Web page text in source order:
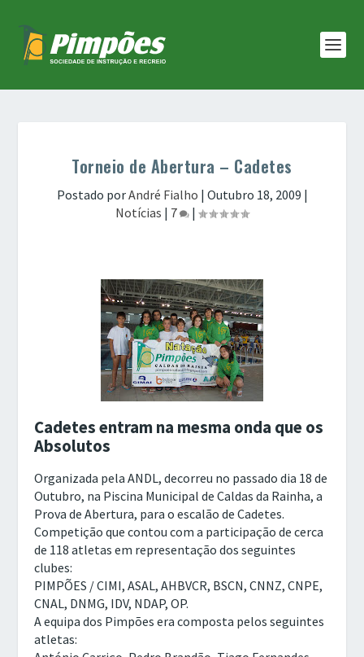
Torneio de Abertura – Cadetes
Postado porAndré Fialho | Outubro 18, 2009 |
Notícias | 7 |
Cadetes entram na mesma onda que os
Absolutos
Organizada pela ANDL, decorreu no passado dia 18 de
Outubro, na Piscina Municipal de Caldas da Rainha, a
Prova de Abertura, para o escalão de Cadetes.
Competição que contou com a participação de cerca
de 118 atletas em representação dos seguintes
clubes:
PIMPÕES / CIMI, ASAL, AHBVCR, BSCN, CNNZ, CNPE,
CNAL, DNMG, IDV, NDAP, OP.
A equipa dos Pimpões era composta pelos seguintes
atletas: